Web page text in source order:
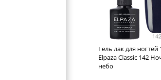
Гель лак для ногтей
Elpaza Classic 142
небо